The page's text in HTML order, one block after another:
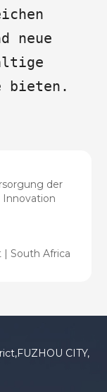
neue
bieten.
der
Innovation
| South Africa
CITY,